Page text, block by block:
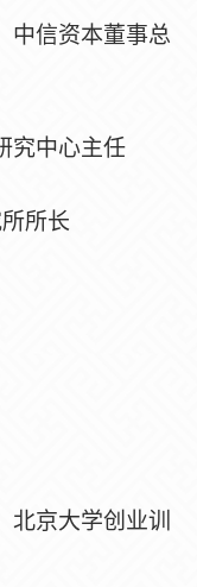
中信资本董事总
究中心主任
所长
京大学创业训